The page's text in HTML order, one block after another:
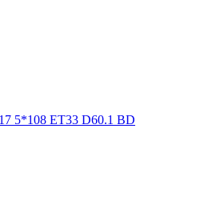
5*108 ET33 D60.1 BD